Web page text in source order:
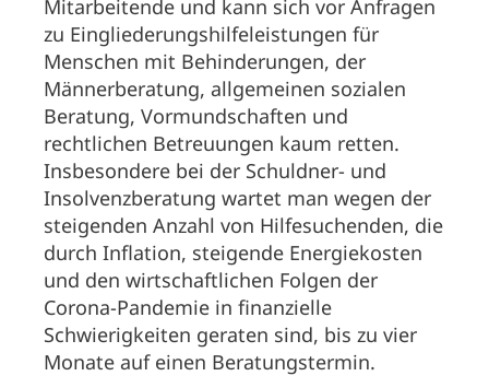
Mitarbeitende und kann sich vor Anfragen
zu Eingliederungshilfeleistungen für
Menschen mit Behinderungen, der
Männerberatung, allgemeinen sozialen
Beratung, Vormundschaften und
rechtlichen Betreuungen kaum retten.
Insbesondere bei der Schuldner- und
Insolvenzberatung wartet man wegen der
steigenden Anzahl von Hilfesuchenden, die
durch Inflation, steigende Energiekosten
und den wirtschaftlichen Folgen der
Corona-Pandemie in finanzielle
Schwierigkeiten geraten sind, bis zu vier
Monate auf einen Beratungstermin.